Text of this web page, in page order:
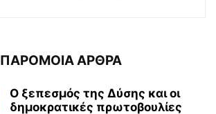
ΠΑΡΟΜΟΙΑ ΑΡΘΡΑ
Ο ξεπεσμός της Δύσης και οι
δημοκρατικές πρωτοβουλίες